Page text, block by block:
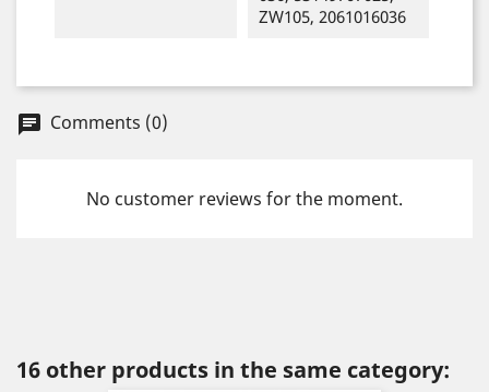
ZW105, 2061016036
chat Comments (0)
No customer reviews for the moment.
16 other products in the same category: